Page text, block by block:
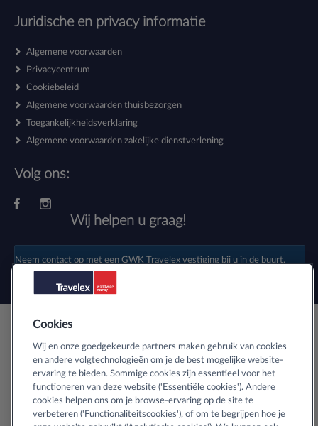
Juridische en privacy informatie
Algemene voorwaarden
Privacycentrum
Cookiebeleid
Algemene voorwaarden thuisbezorgen
Toegankelijkheidsverklaring
Algemene voorwaarden zakelijke dienstverlening
Volg ons:
Wij helpen u graag!
Neem contact op met een GWK Travelex vestiging bij u in de buurt.
Veilig buitenlands geld bestellen
Informatie over SSL-certificaten
Cookies
Wij en onze goedgekeurde partners maken gebruik van cookies
en andere volgtechnologieën om je de best mogelijke website-
ervaring te bieden. Sommige cookies zijn essentieel voor het
functioneren van deze website ('Essentiële cookies'). Andere
cookies helpen ons om je browse-ervaring op de site te
verbeteren ('Functionaliteitscookies'), of om te begrijpen hoe je